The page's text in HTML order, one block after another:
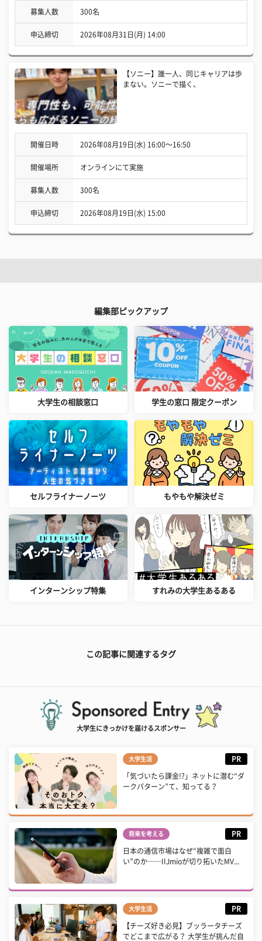
募集人数 300名
申込締切 2026年08月31日(月) 14:00
【ソニー】誰一人、同じキャリアは歩
まない。ソニーで描く、
開催日時 2026年08月19日(水) 16:00〜16:50
開催場所 オンラインにて実施
募集人数 300名
申込締切 2026年08月19日(水) 15:00
編集部ピックアップ
大学生の相談窓口 学生の窓口 限定クーポン
セルフライナーノーツ もやもや解決ゼミ
インターンシップ特集 すれみの大学生あるある
この記事に関連するタグ
大学生にきっかけを届けるスポンサー
大学生活 PR
「気づいたら課金!?」ネットに潜む“ダ
ークパターン”て、知ってる？
将来を考える PR
日本の通信市場はなぜ“複雑で面白
い”のか──IIJmioが切り拓いたMV...
大学生活 PR
【チーズ好き必見】ブッラータチーズ
でどこまで広がる？ 大学生が挑んだ自